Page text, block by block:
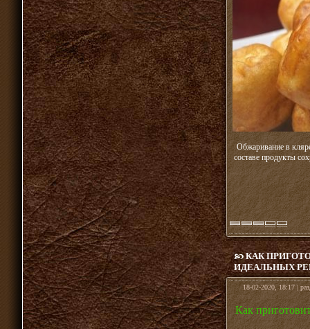
Обжаривание в
составе продукты
КАК
ИДЕАЛЬНЫХ
18-02-2020, 18:17 |
Как